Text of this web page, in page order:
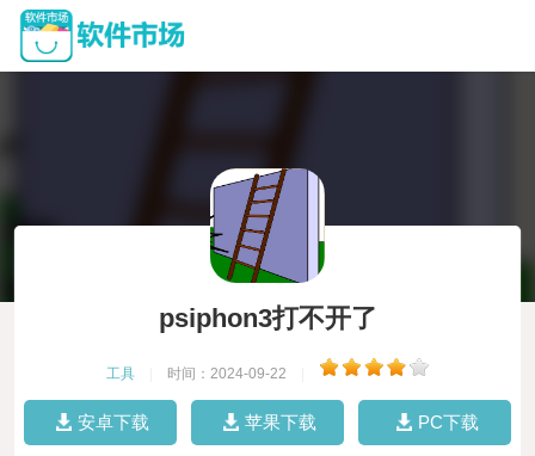
psiphon3打不开了
工具 时间：2024-09-22
安卓下载 苹果下载 PC下载